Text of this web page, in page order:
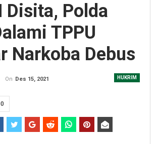
Disita, Polda
TPPU
Narkoba Debus
HUKRIM
On Des 15, 2021
0